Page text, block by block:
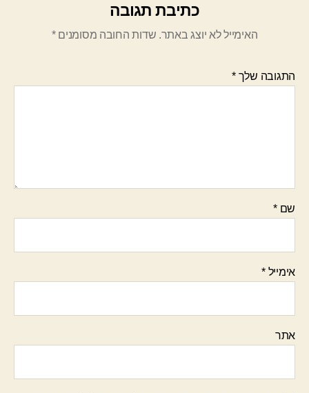
כתיבת תגובה
האימייל לא יוצג באתר. שדות החובה מסומנים*
התגובה שלך*
שם*
אימייל*
אתר